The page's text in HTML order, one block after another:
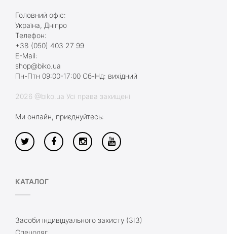
Головний офіс:
Україна, Дніпро
Телефон:
+38 (050) 403 27 99
E-Mail:
shop@biko.ua
Пн-Птн 09:00-17:00 Сб-Нд: вихідний
2026 @biko.ua Усі права захищені
Ми онлайн, приєднуйтесь:
КАТАЛОГ
Засоби індивідуального захисту (ЗІЗ)
Спецодяг